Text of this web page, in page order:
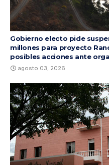
Gobierno electo pide
millones para proyecto
posibles acciones ante
agosto 03, 2026